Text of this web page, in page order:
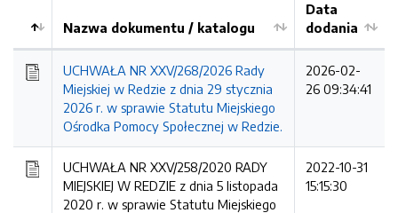
Kolejność
Nazwa dokumentu / katalogu
Data
dodania
UCHWAŁA NR XXV/268/2026 Rady
Miejskiej w Redzie z dnia 29 stycznia
2026 r. w sprawie Statutu Miejskiego
Ośrodka Pomocy Społecznej w Redzie.
2026-02-
26 09:34:41
UCHWAŁA NR XXV/258/2020 RADY
MIEJSKIEJ W REDZIE z dnia 5 listopada
2020 r. w sprawie Statutu Miejskiego
2022-10-31
15:15:30